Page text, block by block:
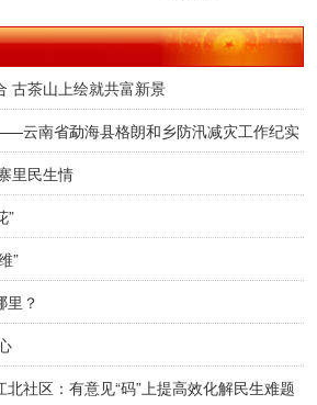
古茶山上绘就共富新景
云南省勐海县格朗和乡防汛减灾工作纪实
里民生情
”
”
里？
社区：有意见“码”上提高效化解民生难题